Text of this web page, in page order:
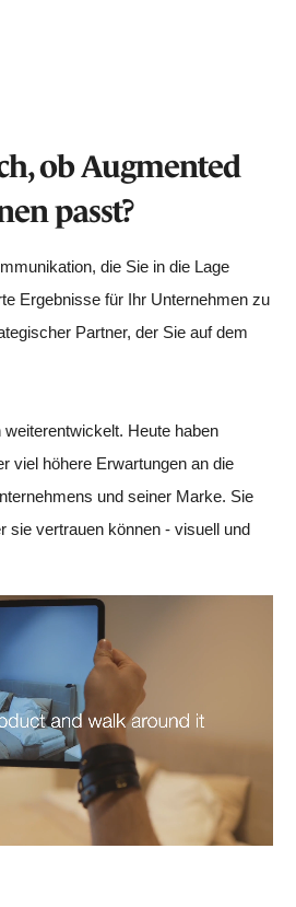
ob Augmented
passt?
die Sie in die Lage
Ergebnisse für Ihr Unternehmen zu
Partner, der Sie auf dem
weiterentwickelt. Heute haben
viel höhere Erwartungen an die
und seiner Marke. Sie
sie vertrauen können - visuell und